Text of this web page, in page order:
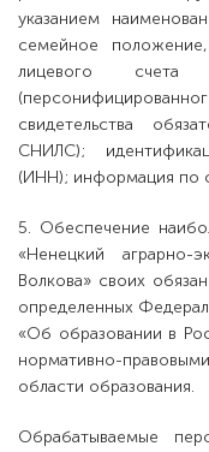
указанием
семейное
лицевого счета
свидетельства
СНИЛС);
(ИНН); информация по
5. Обеспечение
«Ненецкий аграрно-
Волкова» своих
определенных
«Об образовании в
нормативно-
области образования.
Обрабатываемые